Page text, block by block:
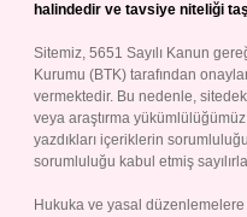
halindedir ve tavsiye niteliği
Sitemiz, 5651 Sayılı Kanun
Kurumu (BTK) tarafından
vermektedir. Bu nedenle,
veya araştırma
yazdıkları içeriklerin
sorumluluğu kabul etmiş
Hukuka ve yasal